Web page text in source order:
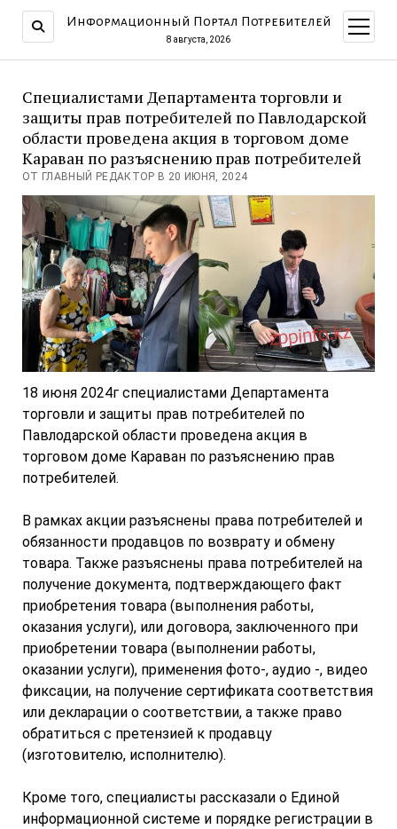
Информационный Портал Потребителей
8 августа, 2026
меню
Cпециалистами Департамента торговли и
защиты прав потребителей по Павлодарской
области проведена акция в торговом доме
Караван по разъяснению прав потребителей
ОТ ГЛАВНЫЙ РЕДАКТОР В 20 ИЮНЯ, 2024
18 июня 2024г специалистами Департамента
торговли и защиты прав потребителей по
Павлодарской области проведена акция в
торговом доме Караван по разъяснению прав
потребителей.
В рамках акции разъяснены права потребителей и
обязанности продавцов по возврату и обмену
товара. Также разъяснены права потребителей на
получение документа, подтверждающего факт
приобретения товара (выполнения работы,
оказания услуги), или договора, заключенного при
приобретении товара (выполнении работы,
оказании услуги), применения фото-, аудио -, видео
фиксации, на получение сертификата соответствия
или декларации о соответствии, а также право
обратиться с претензией к продавцу
(изготовителю, исполнителю).
Кроме того, специалисты рассказали о Единой
информационной системе и порядке регистрации в